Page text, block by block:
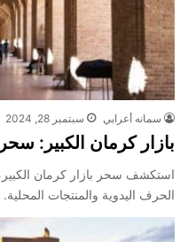
سمانه أعرابي سبتمبر 28, 2024
بازار كرمان الكبير: سحر
استكشف سحر بازار كرمان الكبير،
الحرف اليدوية والمنتجات المحلية.